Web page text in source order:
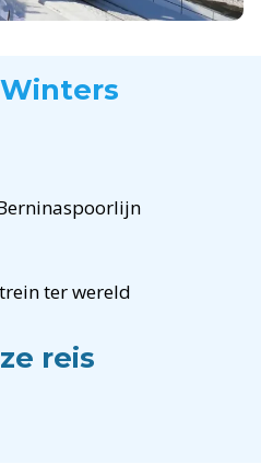
Winters
ter wereld
reis